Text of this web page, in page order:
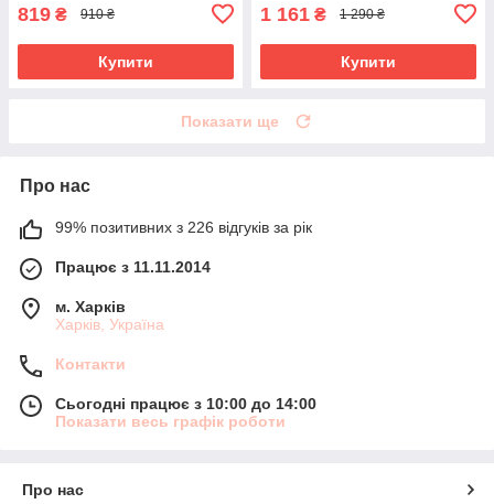
819 ₴ 910 ₴
Купити
1 161 ₴ 1 290 ₴
Купити
Показати ще
Про нас
99% позитивних з 226 відгуків за рік
Працює з 11.11.2014
м. Харків
Харків, Україна
Контакти
Сьогодні працює з 10:00 до 14:00
Показати весь графік роботи
Про нас